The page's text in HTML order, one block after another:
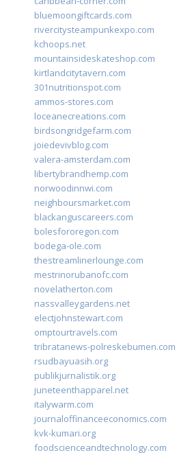
bluemoongiftcards.com
rivercitysteampunkexpo.com
kchoops.net
mountainsideskateshop.com
kirtlandcitytavern.com
301nutritionspot.com
ammos-stores.com
loceanecreations.com
birdsongridgefarm.com
joiedevivblog.com
valera-amsterdam.com
libertybrandhemp.com
norwoodinnwi.com
neighboursmarket.com
blackanguscareers.com
bolesfororegon.com
bodega-ole.com
thestreamlinerlounge.com
mestrinorubanofc.com
novelatherton.com
nassvalleygardens.net
electjohnstewart.com
omptourtravels.com
tribratanews-polreskebumen.com
rsudbayuasih.org
publikjurnalistik.org
juneteenthapparel.net
italywarm.com
journaloffinanceeconomics.com
kvk-kumari.org
foodscienceandtechnology.com